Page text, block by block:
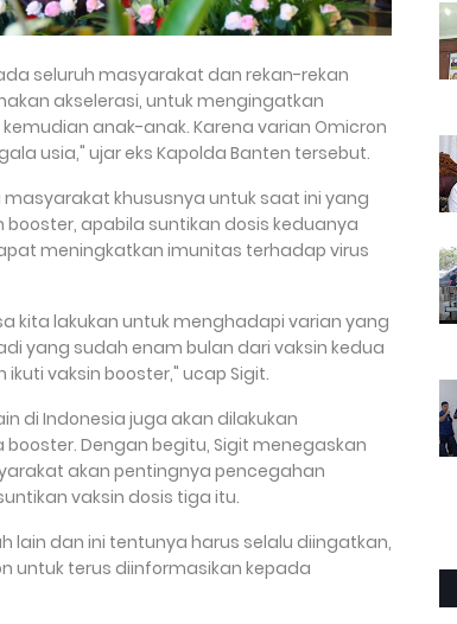
seluruh masyarakat dan rekan-rekan
akselerasi, untuk mengingatkan
anak-anak. Karena varian Omicron
usia," ujar eks Kapolda Banten tersebut.
khususnya untuk saat ini yang
apabila suntikan dosis keduanya
meningkatkan imunitas terhadap virus
kita lakukan untuk menghadapi varian yang
yang sudah enam bulan dari vaksin kedua
vaksin booster," ucap Sigit.
di Indonesia juga akan dilakukan
Dengan begitu, Sigit menegaskan
akan pentingnya pencegahan
vaksin dosis tiga itu.
lain dan ini tentunya harus selalu diingatkan,
untuk terus diinformasikan kepada